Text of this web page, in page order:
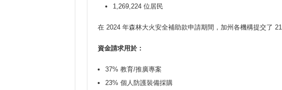
1,269,224 位居民
在 2024 年森林大火安全補助款申請期間，加州各機構提交了
資金請求用於：
37% 教育/推廣專案
23% 個人防護裝備採購